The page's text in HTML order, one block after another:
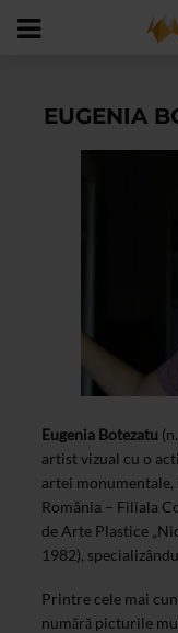
EUGENIA
Eugenia Botezatu
artist vizual cu o
artei
România – Filiala
de Arte Plastice
1982),
Printre cele mai
numără picturile